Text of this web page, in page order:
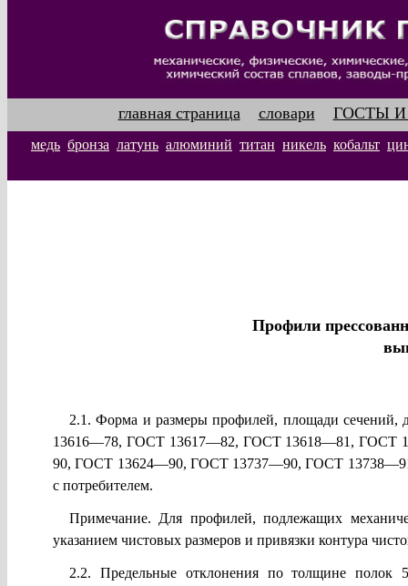
главная страница словари ГОСТЫ
медь бронза латунь алюминий титан никель кобальт
Профили
2.1. Форма и размеры профилей, площади
13616—78, ГОСТ 13617—82, ГОСТ 13618—81,
90, ГОСТ 13624—90, ГОСТ 13737—90, ГОСТ
с потребителем.
Примечание. Для профилей, подлежащих
указанием чистовых размеров и привязки контура
2.2. Предельные отклонения по толщине